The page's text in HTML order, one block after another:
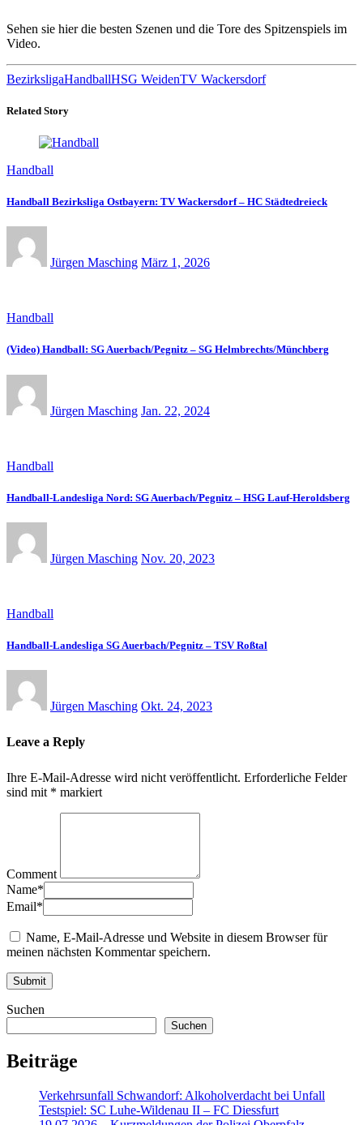
Sehen sie hier die besten Szenen und die Tore des Spitzenspiels im
Video.
BezirksligaHandballHSG WeidenTV Wackersdorf
Related Story
Handball
Handball Bezirksliga Ostbayern: TV Wackersdorf – HC Städtedreieck
Jürgen Masching März 1, 2026
Handball
(Video) Handball: SG Auerbach/Pegnitz – SG Helmbrechts/Münchberg
Jürgen Masching Jan. 22, 2024
Handball
Handball-Landesliga Nord: SG Auerbach/Pegnitz – HSG Lauf-Heroldsberg
Jürgen Masching Nov. 20, 2023
Handball
Handball-Landesliga SG Auerbach/Pegnitz – TSV Roßtal
Jürgen Masching Okt. 24, 2023
Leave a Reply
Ihre E-Mail-Adresse wird nicht veröffentlicht. Erforderliche Felder
sind mit * markiert
Comment
Name*
Email*
Name, E-Mail-Adresse und Website in diesem Browser für
meinen nächsten Kommentar speichern.
Suchen
Suchen
Beiträge
Verkehrsunfall Schwandorf: Alkoholverdacht bei Unfall
Testspiel: SC Luhe-Wildenau II – FC Diessfurt